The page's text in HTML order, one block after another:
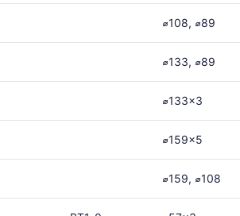
⌀108, ⌀89
⌀133, ⌀89
⌀133x3
⌀159x5
⌀159, ⌀108